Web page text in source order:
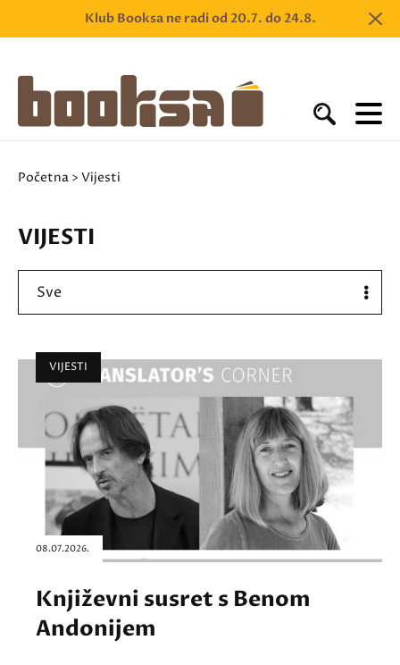
Klub Booksa ne radi od 20.7. do 24.8.
Početna > Vijesti
VIJESTI
Sve
VIJESTI
08.07.2026.
Književni susret s Benom
Andonijem